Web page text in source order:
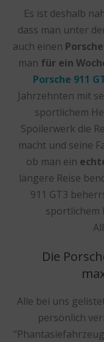
Es ist deshalb
dass man unter
auch einen
man für ein
Porsche 911
Jahrzehnten mit
sportlichem
Spoilerwerk die
macht und seine
ob man ein
längere Reise
911 GT3
sportlichem
Die
Alle bei uns
persönlich